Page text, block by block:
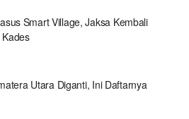
Smart Village, Jaksa Kembali
Utara Diganti, Ini Daftarnya